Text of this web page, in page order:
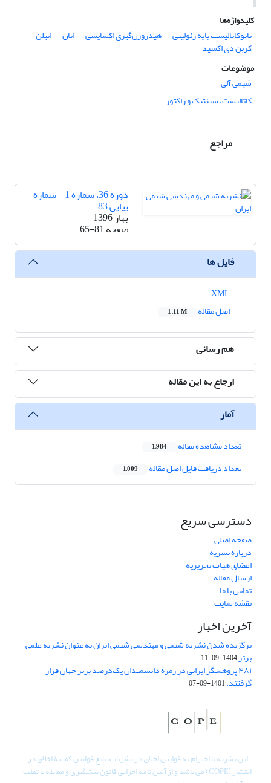
کلیدواژه‌ها
نانوکاتالیست پایه زئولیتی
هیدروژن‌گیری اکسایشی اتان اتیلن
کربن دی اکسید
موضوعات
شیمی آلی
کاتالیست، سینتیک و راکتور
مراجع
دوره 36، شماره 1 - شماره
پیاپی 83
بهار 1396
صفحه65-81
فایل ها
اصل مقاله
1.11 M
هم رسانی
ارجاع به این مقاله
آمار
تعداد مشاهده مقاله 1,984
تعداد دریافت فایل اصل مقاله 1,009
دسترسی سریع
صفحه اصلی
درباره نشریه
اعضای هیات تحریریه
ارسال مقاله
تماس با ما
نقشه سایت
آخرین اخبار
برگزیده شدن نشریه شیمی و مهندسی شیمی ایران به عنوان نشریه علمی
برتر1404-09-11
۴۸۱ پژوهشگر ایرانی در زمره دانشمندان یک‌درصد برتر جهان قرار
گرفتند.1401-09-07
"این نشریه با احترام به قوانین اخلاق در نشریات، تابع قوانین کمیتۀ اخلاق در
انتشار (COPE) می باشد و از آیین نامه اجرایی قانون پیشگیری و مقابله با تقلب